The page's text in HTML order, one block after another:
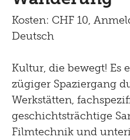
Lernen
Kultur Inklusiv
Menu
Picknick
Brunch
Kontakt
Late Thursday Menu
Shop
Kosten: CHF 10,
Deutsch
Kultur, die bewegt! Es
zügiger Spaziergang
Werkstätten,
geschichtsträchtige
Filmtechnik und